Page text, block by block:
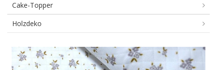
Cake-Topper
Holzdeko
Stepper